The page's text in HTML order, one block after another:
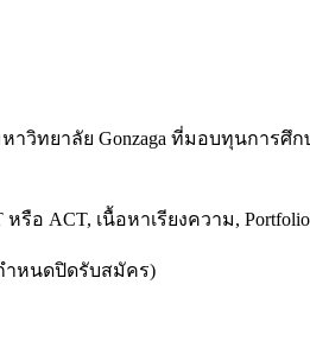
ย Gonzaga ที่มอบทุนการศึกษา
เนื้อหาเรียงความ, Portfolio
หนดปิดรับสมัคร)